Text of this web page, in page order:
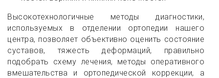
Высокотехнологичные методы диагностики,
используемых в отделении ортопедии нашего
центра, позволяет объективно оценить состояние
суставов, тяжесть деформаций, правильно
подобрать схему лечения, методы оперативного
вмешательства и ортопедической коррекции, а